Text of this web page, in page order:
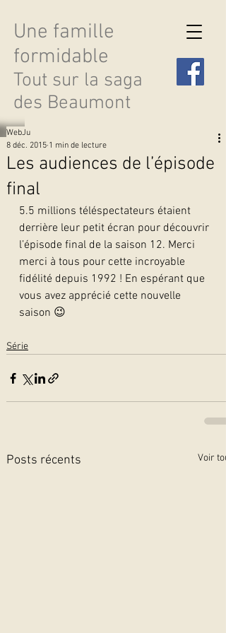
Une famille
formidable
Tout sur la saga
des Beaumont
Les audiences de l’épisode
final
WebJu
8 déc. 2015 1 min de lecture
5.5 millions téléspectateurs étaient
derrière leur petit écran pour découvrir
l’épisode final de la saison 12. Merci
merci à tous pour cette incroyable
fidélité depuis 1992 ! En espérant que
vous avez apprécié cette nouvelle
saison 😉
Série
Posts récents Voir tout